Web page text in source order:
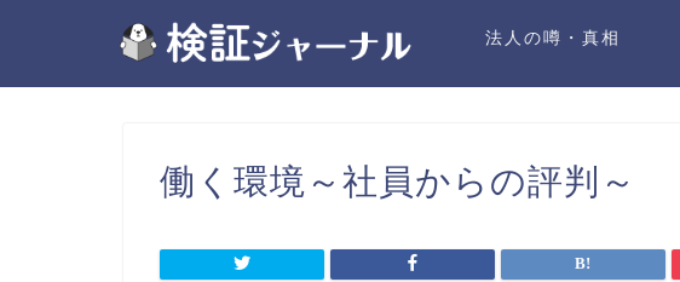
法人の噂・真相
働く環境～社員からの評判～